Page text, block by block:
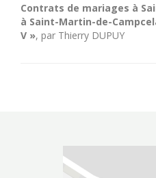
Contrats de mariages à
à Saint-Martin-de-
V », par Thierry DUPUY